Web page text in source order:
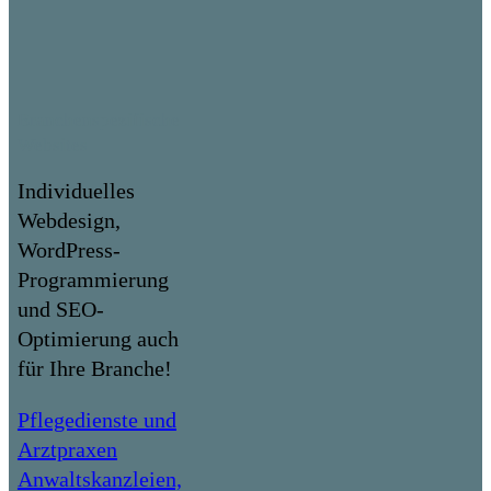
Individuelles
Webdesign,
WordPress-
Programmierung
und SEO-
Optimierung auch
für Ihre Branche!
Pflegedienste und
Arztpraxen
Anwaltskanzleien,